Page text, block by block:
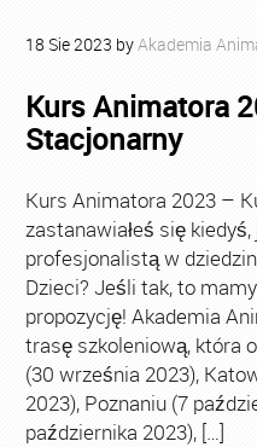
18 Sie2023 byAkademia
Kurs Animatora
Stacjonarny
Kurs Animatora 2023 –
zastanawiałeś się
profesjonalistą w
Dzieci? Jeśli tak, to
propozycję! Akademia
trasę szkoleniową, która
(30 września 2023),
2023), Poznaniu (7
października 2023), […]